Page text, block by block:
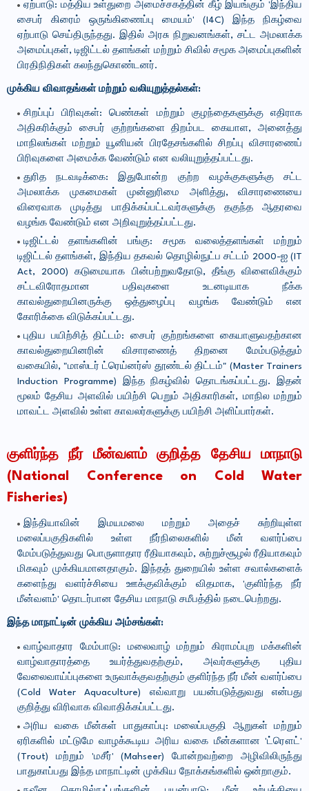
ஏற்பாடு: மத்திய உள்துறை அமைச்சகத்தின் கீழ் இயங்கும் 'இந்திய
சைபர் கிரைம் ஒருங்கிணைப்பு மையம்' (I4C) இந்த நிகழ்வை
ஏற்பாடு செய்திருந்தது. இதில் அரசு நிறுவனங்கள், சட்ட அமலாக்க
அமைப்புகள், டிஜிட்டல் தளங்கள் மற்றும் சிவில் சமூக அமைப்புகளின்
பிரதிநிதிகள் கலந்துகொண்டனர்.
முக்கிய விவாதங்கள் மற்றும் வலியுறுத்தல்கள்:
சிறப்புப் பிரிவுகள்: பெண்கள் மற்றும் குழந்தைகளுக்கு எதிராக
அதிகரிக்கும் சைபர் குற்றங்களை திறம்பட கையாள, அனைத்து
மாநிலங்கள் மற்றும் யூனியன் பிரதேசங்களில் சிறப்பு விசாரணைப்
பிரிவுகளை அமைக்க வேண்டும் என வலியுறுத்தப்பட்டது.
துரித நடவடிக்கை: இதுபோன்ற குற்ற வழக்குகளுக்கு சட்ட
அமலாக்க முகமைகள் முன்னுரிமை அளித்து, விசாரணையை
விரைவாக முடித்து பாதிக்கப்பட்டவர்களுக்கு தகுந்த ஆதரவை
வழங்க வேண்டும் என அறிவுறுத்தப்பட்டது.
டிஜிட்டல் தளங்களின் பங்கு: சமூக வலைத்தளங்கள் மற்றும்
டிஜிட்டல் தளங்கள், இந்திய தகவல் தொழில்நுட்ப சட்டம் 2000-ஐ (IT
Act, 2000) கடுமையாக பின்பற்றுவதோடு, தீங்கு விளைவிக்கும்
சட்டவிரோதமான பதிவுகளை உடனடியாக நீக்க
காவல்துறையினருக்கு ஒத்துழைப்பு வழங்க வேண்டும் என
கோரிக்கை விடுக்கப்பட்டது.
புதிய பயிற்சித் திட்டம்: சைபர் குற்றங்களை கையாளுவதற்கான
காவல்துறையினரின் விசாரணைத் திறனை மேம்படுத்தும்
வகையில், "மாஸ்டர் ட்ரெய்னர்ஸ் தூண்டல் திட்டம்" (Master Trainers
Induction Programme) இந்த நிகழ்வில் தொடங்கப்பட்டது. இதன்
மூலம் தேசிய அளவில் பயிற்சி பெறும் அதிகாரிகள், மாநில மற்றும்
மாவட்ட அளவில் உள்ள காவலர்களுக்கு பயிற்சி அளிப்பார்கள்.
குளிர்ந்த நீர் மீன்வளம் குறித்த தேசிய மாநாடு
(National Conference on Cold Water
Fisheries)
இந்தியாவின் இமயமலை மற்றும் அதைச் சுற்றியுள்ள
மலைப்பகுதிகளில் உள்ள நீர்நிலைகளில் மீன் வளர்ப்பை
மேம்படுத்துவது பொருளாதார ரீதியாகவும், சுற்றுச்சூழல் ரீதியாகவும்
மிகவும் முக்கியமானதாகும். இந்தத் துறையில் உள்ள சவால்களைக்
களைந்து வளர்ச்சியை ஊக்குவிக்கும் விதமாக, 'குளிர்ந்த நீர்
மீன்வளம்' தொடர்பான தேசிய மாநாடு சமீபத்தில் நடைபெற்றது.
இந்த மாநாட்டின் முக்கிய அம்சங்கள்:
வாழ்வாதார மேம்பாடு: மலைவாழ் மற்றும் கிராமப்புற மக்களின்
வாழ்வாதாரத்தை உயர்த்துவதற்கும், அவர்களுக்கு புதிய
வேலைவாய்ப்புகளை உருவாக்குவதற்கும் குளிர்ந்த நீர் மீன் வளர்ப்பை
(Cold Water Aquaculture) எவ்வாறு பயன்படுத்துவது என்பது
குறித்து விரிவாக விவாதிக்கப்பட்டது.
அரிய வகை மீன்கள் பாதுகாப்பு: மலைப்பகுதி ஆறுகள் மற்றும்
ஏரிகளில் மட்டுமே வாழக்கூடிய அரிய வகை மீன்களான 'ட்ரௌட்'
(Trout) மற்றும் 'மசீர்' (Mahseer) போன்றவற்றை அழிவிலிருந்து
பாதுகாப்பது இந்த மாநாட்டின் முக்கிய நோக்கங்களில் ஒன்றாகும்.